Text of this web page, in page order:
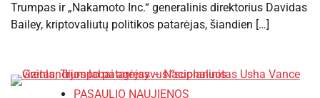
Trumpas ir „Nakamoto Inc.“ generalinis direktorius Davidas
Bailey, kriptovaliutų politikos patarėjas, šiandien […]
PASAULIO NAUJIENOS